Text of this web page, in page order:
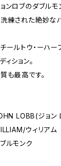
ンロブのダブル
練された絶妙な
ールトウ・ーハ
ィション。
も最高です。
LOBB(ジョン
ウィリアム
ルモンク